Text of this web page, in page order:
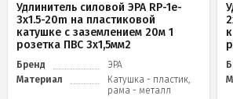
Удлинитель силовой ЭРА RP-1e-
3x1.5-20m на пластиковой
катушке c заземлением 20м 1
розетка ПВС 3х1,5мм2
Бренд
ЭРА
Материал
Катушка - пластик,
рама - металл